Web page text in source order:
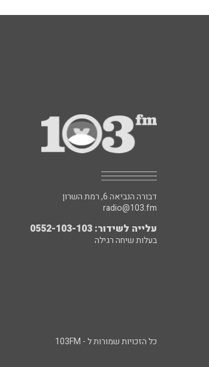
דבורה הנביאה 6, רמת השרון
radio@103.fm
עלייה לשידור: 0552-103-103
בעלות שיחה רגילה
כל הזכויות שמורות ל - 103FM